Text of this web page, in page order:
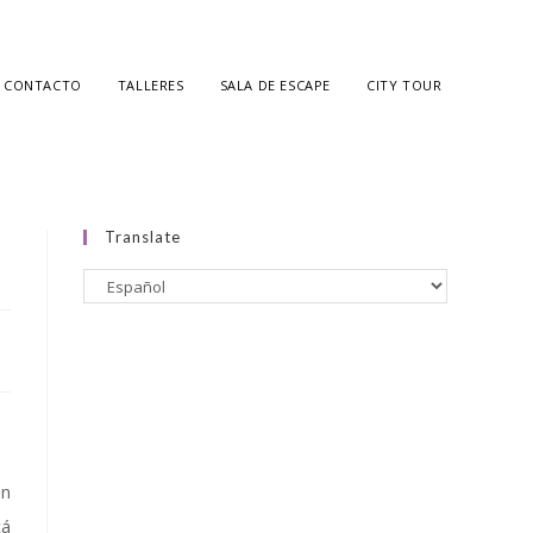
CONTACTO TALLERES SALA DE ESCAPE CITY TOUR
Translate